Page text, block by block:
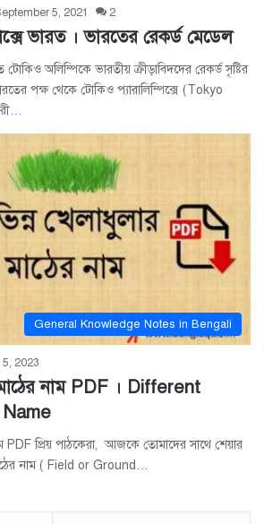
5, 2021 2
ভারত । ভারতের রেকর্ড মেডেল
টোকিও অলিম্পিকে ভারতীয় ক্রীড়াবিদদের রেকর্ড সৃষ্টির
পক্ষ থেকে টোকিও প্যারালিম্পিক্সে (Tokyo
General Knowledge Notes in Bengali
2023
মাঠের নাম PDF । Different
PDF প্রিয় পাঠকেরা, আজকে তোমাদের সাথে শেয়ার
নাম ( Field or Ground…